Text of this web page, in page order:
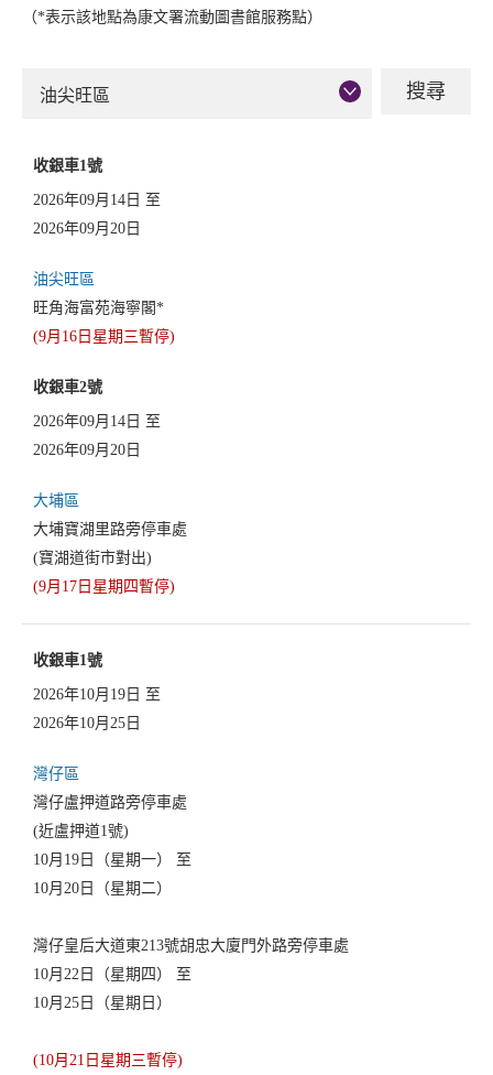
（*表示該地點為康文署流動圖書館服務點）
油尖旺區
收銀車1號
2026年09月14日 至
2026年09月20日
油尖旺區
旺角海富苑海寧閣*
(9月16日星期三暫停)
收銀車2號
2026年09月14日 至
2026年09月20日
大埔區
大埔寶湖里路旁停車處
(寶湖道街市對出)
(9月17日星期四暫停)
收銀車1號
2026年10月19日 至
2026年10月25日
灣仔區
灣仔盧押道路旁停車處
(近盧押道1號)
10月19日（星期一） 至
10月20日（星期二）
灣仔皇后大道東213號胡忠大廈門外路旁停車處
10月22日（星期四） 至
10月25日（星期日）
(10月21日星期三暫停)